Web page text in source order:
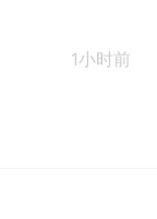
1小时前